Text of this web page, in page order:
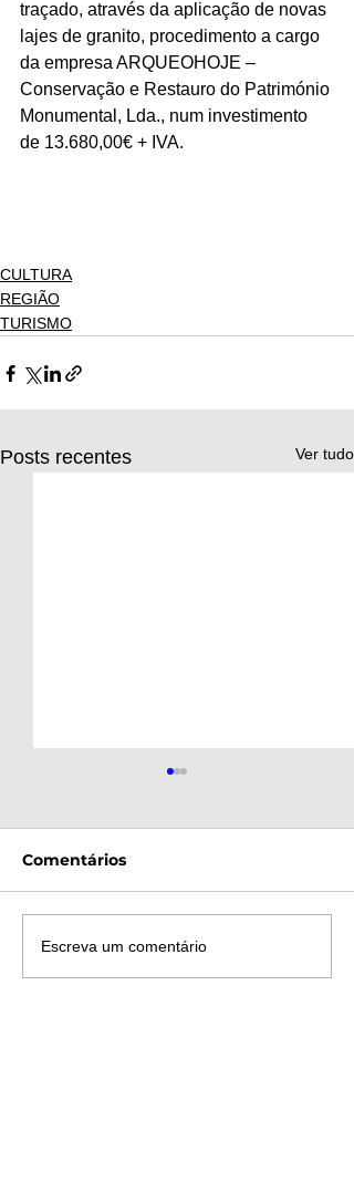
traçado, através da aplicação de novas
lajes de granito, procedimento a cargo
da empresa ARQUEOHOJE –
Conservação e Restauro do Património
Monumental, Lda., num investimento
de 13.680,00€ + IVA.
CULTURA
REGIÃO
TURISMO
Posts recentes Ver tudo
ATIVAÇÃO DO PLANO
MUNICIPAL DE
Comentários
Escreva um comentário